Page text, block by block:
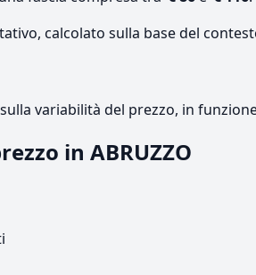
calcolato sulla base del
variabilità del prezzo, in
in ABRUZZO